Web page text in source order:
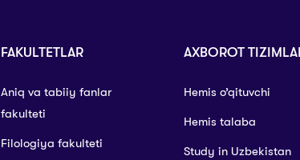
FAKULTETLAR
Aniq va tabiiy fanlar
fakulteti
Filologiya fakulteti
AXBOROT
Hemis o’qituvchi
Hemis talaba
Study in Uzbekistan